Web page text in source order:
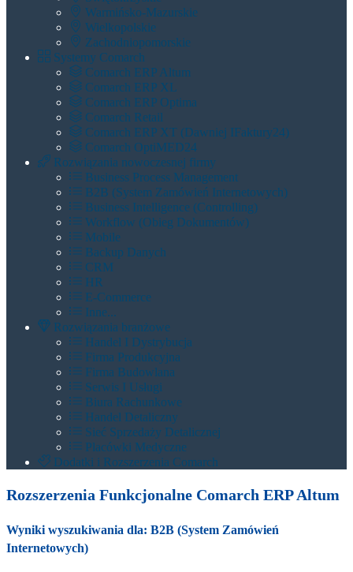
Warmińsko-Mazurskie
Wielkopolskie
Zachodniopomorskie
Systemy Comarch
Comarch ERP Altum
Comarch ERP XL
Comarch ERP Optima
Comarch Retail
Comarch ERP XT (dawniej IFaktury24)
Comarch OptiMED24
Rozwiązania nowoczesnej firmy
Business Process Management
B2B (System Zamówień Internetowych)
Business Intelligence (Controlling)
Workflow (Obieg Dokumentów)
Mobile
Backup Danych
CRM
HR
E-Commerce
Inne...
Rozwiązania branżowe
Handel I Dystrybucja
Firma Produkcyjna
Firma Budowlana
Serwis I Usługi
Biura Rachunkowe
Handel Detaliczny
Sieć Sprzedaży Detalicznej
Placówki Medyczne
Dodatki i Rozszerzenia Comarch
Rozszerzenia Funkcjonalne Comarch ERP Altum
Wyniki wyszukiwania dla: B2B (System Zamówień
Internetowych)